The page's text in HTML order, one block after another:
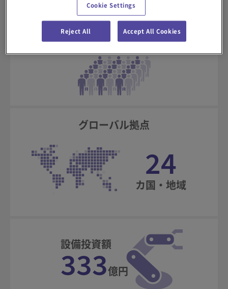
連結従業員数
11,417人※2
グローバル拠点
24
カ国・地域
設備投資額
333億円
Cookie Settings
Reject All Accept All Cookies